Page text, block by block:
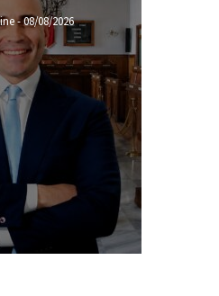
-08/08/2026